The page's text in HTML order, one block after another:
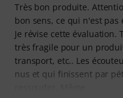
Très bon produite.
bon sens, ce qui n'est pas
Je révise cette évaluation.
très fragile pour un
transport, etc.. Les
nus et qui finissent par